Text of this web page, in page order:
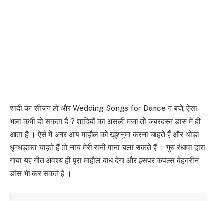
शादी का सीजन हो और Wedding Songs for Dance न बजे, ऐसा
भला कभी हो सकता है ? शादियों का असली मजा तो जबरदस्त डांस में ही
आता है । ऐसे में अगर आप माहौल को खुशनुमा करना चाहते हैं और थोड़ा
धूमधड़ाका चाहते हैं तो नाच मेरी रानी गाना चला सकते हैं । गुरु रंधावा द्वारा
गाया यह गीत अवश्य ही पूरा माहौल बांध देगा और इसपर कपल्स बेहतरीन
डांस भी कर सकते हैं ।